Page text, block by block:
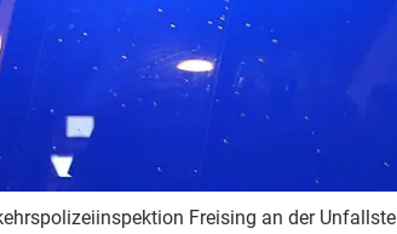
Freising an der